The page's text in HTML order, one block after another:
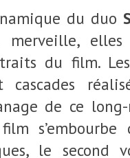
du duo
du film. Les
cascades
de ce
s’embourbe
le second